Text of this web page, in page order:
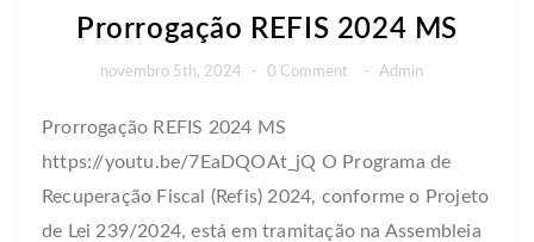
Prorrogação REFIS 2024 MS
novembro 5th, 2024 - 0 Comment - Admin
Prorrogação REFIS 2024 MS
https://youtu.be/7EaDQOAt_jQ O Programa de
Recuperação Fiscal (Refis) 2024, conforme o Projeto
de Lei 239/2024, está em tramitação na Assembleia